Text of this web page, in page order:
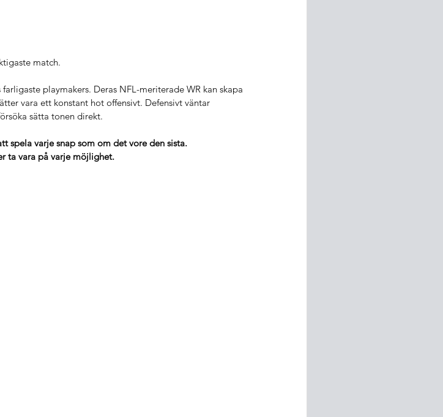
match.
playmakers. Deras NFL-meriterade WR kan skapa
vara ett konstant hot offensivt. Defensivt väntar
sätta tonen direkt.
spela varje snap som om det vore den sista.
ta vara på varje möjlighet.